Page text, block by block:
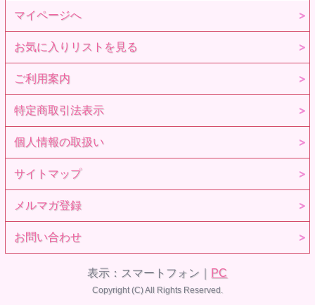
マイページへ
お気に入りリストを見る
ご利用案内
特定商取引法表示
個人情報の取扱い
サイトマップ
メルマガ登録
お問い合わせ
表示：スマートフォン｜ PC
Copyright (C) All Rights Reserved.